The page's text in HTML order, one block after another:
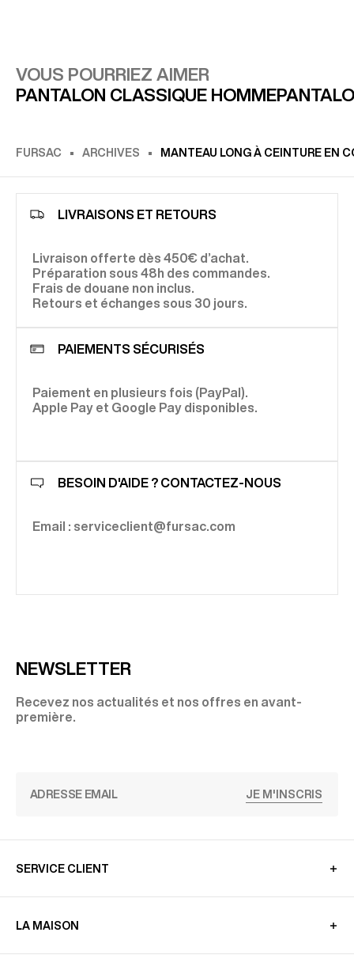
VOUS POURRIEZ AIMER
PANTALON CLASSIQUE HOMME
FURSAC ARCHIVES MANTEAU LONG À CEINTURE EN
LIVRAISONS ET RETOURS
Livraison offerte dès 450€ d’achat.
Préparation sous 48h des commandes.
Frais de douane non inclus.
Retours et échanges sous 30 jours.
PAIEMENTS SÉCURISÉS
Paiement en plusieurs fois (PayPal).
Apple Pay et Google Pay disponibles.
BESOIN D'AIDE ? CONTACTEZ-NOUS
Email : serviceclient@fursac.com
NEWSLETTER
Recevez nos actualités et nos offres en avant-
première.
JE M'INSCRIS
SERVICE CLIENT
LA MAISON